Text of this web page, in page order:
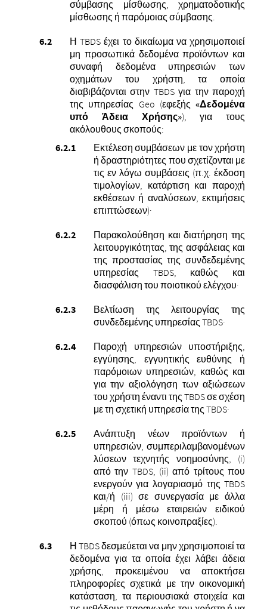
σύμβασης μίσθωσης, χρηματοδοτικής
μίσθωσης ή παρόμοιας σύμβασης.
Η TBDS έχει το δικαίωμα να χρησιμοποιεί
μη προσωπικά δεδομένα προϊόντων και
συναφή δεδομένα υπηρεσιών των
οχημάτων του χρήστη, τα οποία
διαβιβάζονται στην TBDS για την παροχή
της υπηρεσίας Geo (εφεξής«Δεδομένα
υπό Άδεια Χρήσης»), για τους
ακόλουθους σκοπούς:
Εκτέλεση συμβάσεων με τον χρήστη
ή δραστηριότητες που σχετίζονται με
τις εν λόγω συμβάσεις (π.χ. έκδοση
τιμολογίων, κατάρτιση και παροχή
εκθέσεων ή αναλύσεων, εκτιμήσεις
επιπτώσεων)·
Παρακολούθηση και διατήρηση της
λειτουργικότητας, της ασφάλειας και
της προστασίας της συνδεδεμένης
υπηρεσίας TBDS, καθώς και
διασφάλιση του ποιοτικού ελέγχου·
Βελτίωση της λειτουργίας της
συνδεδεμένης υπηρεσίας TBDS·
Παροχή υπηρεσιών υποστήριξης,
εγγύησης, εγγυητικής ευθύνης ή
παρόμοιων υπηρεσιών, καθώς και
για την αξιολόγηση των αξιώσεων
του χρήστη έναντι της TBDS σε σχέση
με τη σχετική υπηρεσία της TBDS·
Ανάπτυξη νέων προϊόντων ή
υπηρεσιών, συμπεριλαμβανομένων
λύσεων τεχνητής νοημοσύνης, (i)
από την TBDS, (ii) από τρίτους που
ενεργούν για λογαριασμό της TBDS
και/ή (iii) σε συνεργασία με άλλα
μέρη ή μέσω εταιρειών ειδικού
σκοπού (όπως κοινοπραξίες).
Η TBDS δεσμεύεται να μην χρησιμοποιεί τα
δεδομένα για τα οποία έχει λάβει άδεια
χρήσης, προκειμένου να αποκτήσει
πληροφορίες σχετικά με την οικονομική
κατάσταση, τα περιουσιακά στοιχεία και